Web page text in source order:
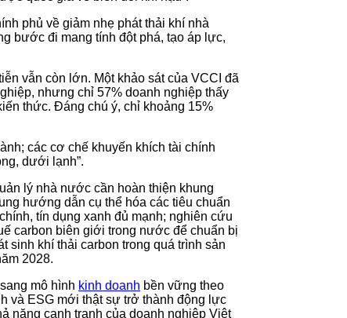
phủ về giảm nhẹ phát thải khí nhà
bước đi mang tính đột phá, tạo áp lực,
vẫn còn lớn. Một khảo sát của VCCI đã
nhưng chỉ 57% doanh nghiệp thấy
thức. Đáng chú ý, chỉ khoảng 15%
các cơ chế khuyến khích tài chính
dưới lạnh”.
lý nhà nước cần hoàn thiện khung
hướng dẫn cụ thể hóa các tiêu chuẩn
tín dụng xanh đủ mạnh; nghiên cứu
carbon biên giới trong nước để chuẩn bị
sinh khí thải carbon trong quá trình sản
2028.
mô hình kinh doanh bền vững theo
và ESG mới thật sự trở thành động lực
năng cạnh tranh của doanh nghiệp Việt